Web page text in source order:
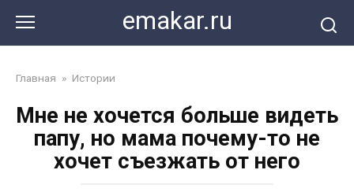
контенту
emakar.ru
Главная » Истории
Мне не хочется больше видеть
папу, но мама почему-то не
хочет съезжать от него